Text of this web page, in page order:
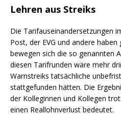
Lehren aus Streiks
Die Tarifauseinandersetzungen
Post, der EVG und andere haben
bewegen sich die so genannten
diesen Tarifrunden wäre mehr
Warnstreiks tatsächliche
stattgefunden hätten. Die
der Kolleginnen und Kollegen
einen Reallohnverlust bedeutet.